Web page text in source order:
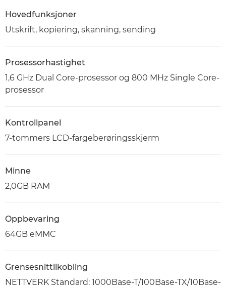
Hovedfunksjoner
Utskrift, kopiering, skanning, sending
Prosessorhastighet
1,6 GHz Dual Core-prosessor og 800 MHz Single Core-
prosessor
Kontrollpanel
7-tommers LCD-fargeberøringsskjerm
Minne
2,0GB RAM
Oppbevaring
64GB eMMC
Grensesnittilkobling
NETTVERK Standard: 1000Base-T/100Base-TX/10Base-